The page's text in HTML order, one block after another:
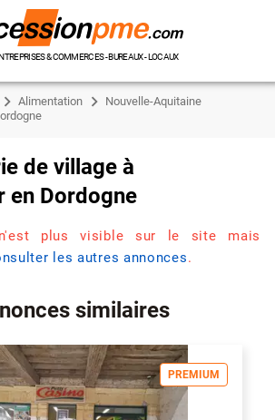
& COMMERCES - BUREAUX - LOCAUX
Alimentation
Nouvelle-Aquitaine
de village à
en Dordogne
plus visible sur le site mais
les autres annonces.
similaires
PREMIUM